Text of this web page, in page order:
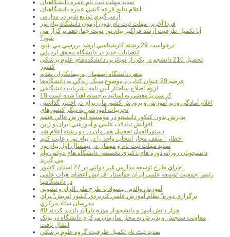
تمديد مهلت ثبت نام عمره دانشگاهيان
اعلام نتايج قرعه کشي عمره دانشگاهيان
ازسرگيري توزيع شير در مدارس
فردا آخرین مهلت ثبت نام بدون آزمون دانشگاه پیام نور
آیا تکمیل ظرفیت ارشد فراگیر پیام نور نوبت چهاردهم برگزار می
شود؟
درخواست 29 رشته کارشناسي ارشد بررسي مي شود
انتصابات جديد در دانشگاه محقق اردبيلي
تحصيل 210 دانشجو در يکي از نوپاترين دانشکده‌هاي علوم پزشکي
کشور
بدهي دانشگاه اصفهان به پيمانکاران تغذيه
عرضه 20 عنوان کتاب با موضوع سبک زندگي به دانشگاه‌ها
لزوم اصلاح ساختار آيين نامه نشريات دانشگاهي
18 کرسي پژوهشي به اساتيد برجسته اهدا شده است
اعلام آمادگي وزير آموزش و پرورش کشورمان براي در اختيار گذاشتن
تجربيات آموزشي به ديگر کشورهاي
پذيرش بدون کنکور دانشجو در موسسه آموزش عالي قشم
افزايش تبادلات علمي و آموزشي ايران و ژاپن
دستورالعمل تحصیل همزمان در دو رشته اعلام شد
اخطار : سقف مجاز انتخاب واحد را در پیام نور رعایت کنید
تمدید مهلت ثبت نام و مهمان در نیمسال اول پیام نور
دانشجويان روزانه دوره هاي دكتري تخصصي دانشگاه هاي دولتي وام
مي گيرند
اجراي طرح توسعه مدارس غير دولتي در 27 استان کشور
رئيس جمعيت توسعه علمي ايران خواستار افزايش اعضاي هيات علمي
در دانشگاهها
آموزش والدين بيسواد با طرح ملي الزام و تشويق
برگزاري دوره" نظام آموزش علمي كاربردي كشور اتريش" براي
مدرسان ستاد مرکزي
40 هزار دانش آموز و دانشجو از موزه دارآباد بازديد کردند
معاونت سنجش و پذيرش به محل سازمان مرکزي دانشگاه در پونک
انتقال يافت
تمديد ثبت نام تکميل ظرفيت گروه علوم پزشکي